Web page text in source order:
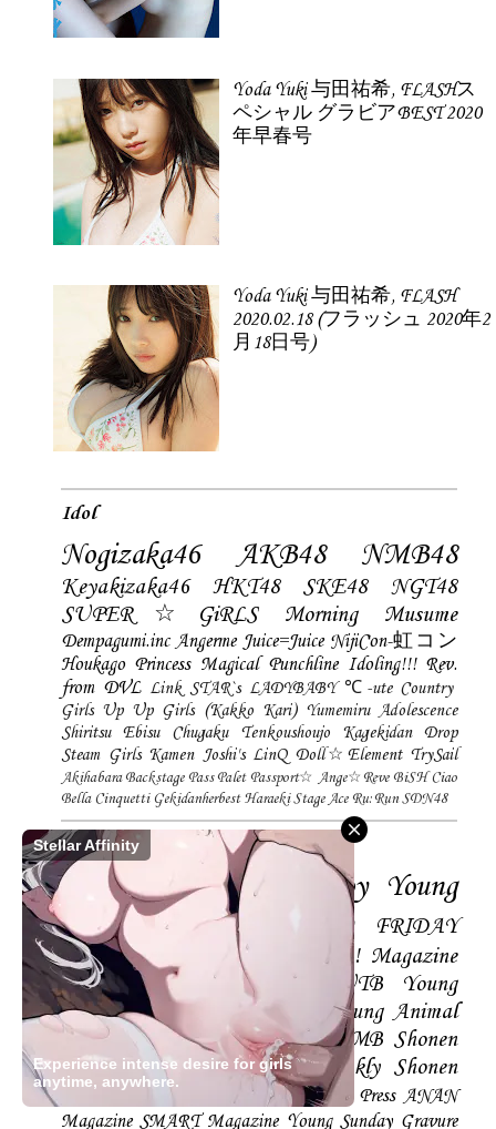
Experience intense desire for girls
anytime, anywhere.
Stellar Affinity
Yoda Yuki 与田祐希, FLASHス
ペシャル グラビアBEST 2020
年早春号
Yoda Yuki 与田祐希, FLASH
2020.02.18 (フラッシュ 2020年2
月18日号)
Idol
Nogizaka46 AKB48 NMB48
Keyakizaka46 HKT48 SKE48
NGT48
SUPER☆GiRLS
Morning Musume
Dempagumi.inc Angerme Juice=Juice NijiCon-虹コン
Houkago Princess Magical Punchline Idoling!!! Rev.
from DVL Link STAR`s LADYBABY ℃-ute Country
Girls Up Up Girls (Kakko Kari) Yumemiru Adolescence
Shiritsu Ebisu Chugaku
Tenkoushoujo Kagekidan
Drop
Steam Girls Kamen Joshi's LinQ Doll☆Element TrySail
Akihabara Backstage Pass Palet Passport☆ Ange☆Reve BiSH Ciao
Bella Cinquetti Gekidanherbest Haraeki Stage Ace Ru:Run SDN48
Magazines
FLASH Weekly Playboy Young
Magazine
Young Jump
FRIDAY
Magazine
ENTAME
SPA! Magazine
EX-Taishu
Young Gangan UTB
Young
Champion Big Comic Spirtis
Young Animal
Shonen Magazine BUBKA BOMB Shonen
Champion Manga Action Weekly Shonen
Sunday
Photobooks BRODY Hustle Press ANAN
Magazine SMART Magazine Young Sunday Gravure